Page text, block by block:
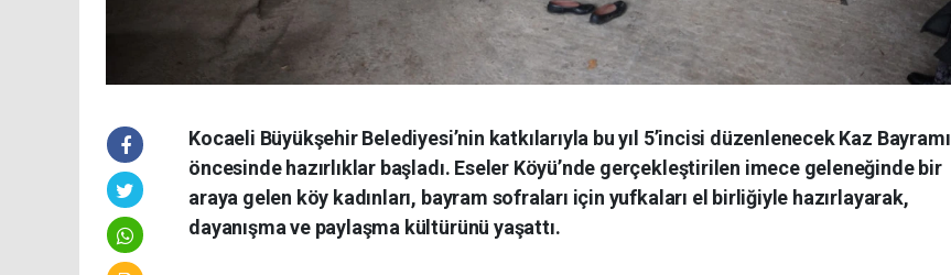
Kocaeli Büyükşehir Belediyesi’nin katkılarıyla bu yıl 5’incisi düzenlenecek Kaz Bayramı
öncesinde hazırlıklar başladı. Eseler Köyü’nde gerçekleştirilen imece geleneğinde bir
araya gelen köy kadınları, bayram sofraları için yufkaları el birliğiyle hazırlayarak,
dayanışma ve paylaşma kültürünü yaşattı.